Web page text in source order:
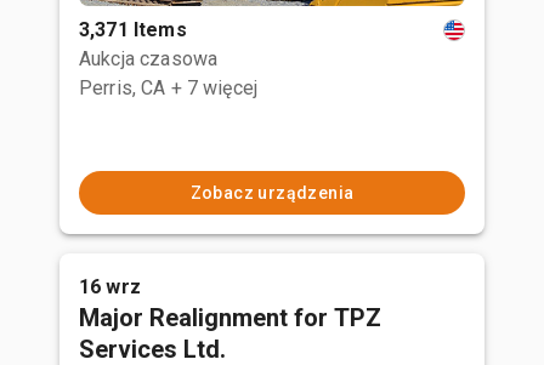
3,371 Items
Aukcja czasowa
Perris, CA + 7 więcej
Zobacz urządzenia
16 wrz
Major Realignment for TPZ
Services Ltd.